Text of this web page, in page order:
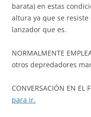
barata) en estas
altura ya que se
lanzador que es.
NORMALMENTE
otros depredadores
CONVERSACIÓN EN EL
para ir.